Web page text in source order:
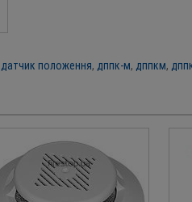
датчик положення, дппк-м, дппкм,